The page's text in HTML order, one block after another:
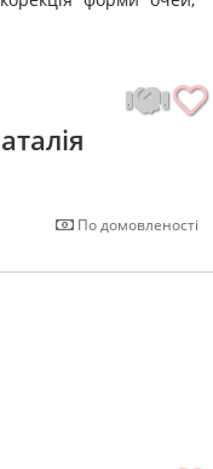
По домовленості